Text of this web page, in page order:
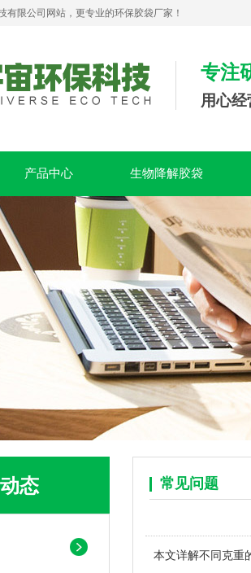
有限公司网站，更专业的环保胶袋厂家！
专注
用心
产品中心 生物降解胶袋
态
PLA+PBAT全生物降解贴骨袋 密封包装袋 五金包装
可堆肥生物降解服装手挽袋 环保购物手提袋按需定制印刷
常见问题
本文详解不同克重